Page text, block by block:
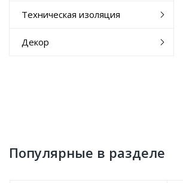
Техническая изоляция
Декор
Популярные в разделе